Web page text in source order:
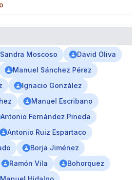
Sandra Moscoso
David Oliva
Manuel Sánchez Pérez
Ignacio González
Manuel Escribano
Antonio Fernández Pineda
Antonio Ruiz Espartaco
Borja Jiménez
Ramón Vila
Bohorquez